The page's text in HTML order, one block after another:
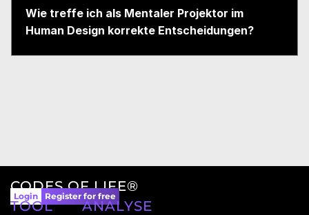
Wie treffe ich als Mentaler Projektor im
Human Design korrekte Entscheidungen?
CODES OF LIFE®
Login Register for free
TOOL
ANALYSE